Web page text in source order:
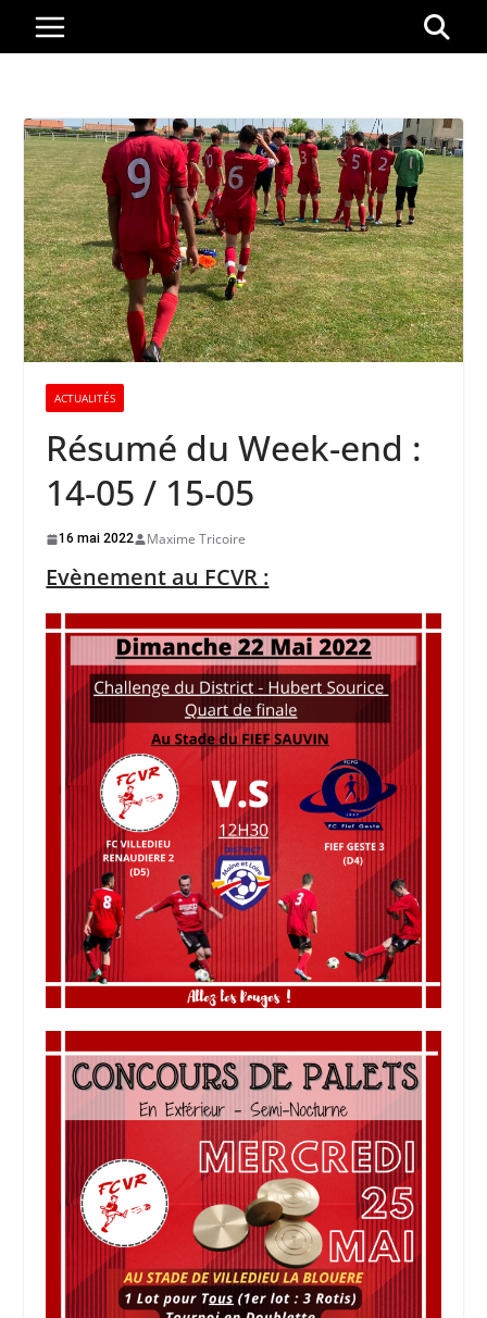
Passer
ACTUALITÉS
Résumé du Week-end :
14-05 / 15-05
16 mai 2022 Maxime Tricoire
Evènement au FCVR :